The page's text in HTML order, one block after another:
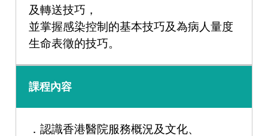
及轉送技巧，
並掌握感染控制的基本技巧及為病人量度
生命表徵的技巧。
課程內容
．認識香港醫院服務概況及文化、